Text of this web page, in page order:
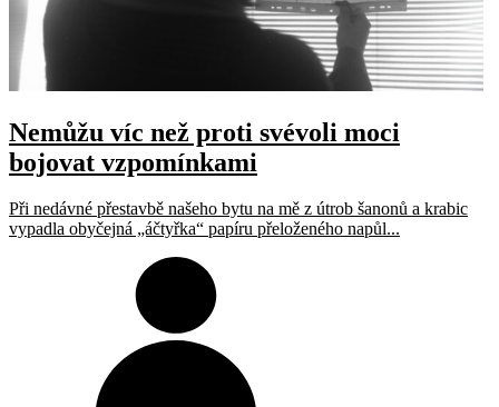
Nemůžu víc než proti svévoli moci
bojovat vzpomínkami
Při nedávné přestavbě našeho bytu na mě z útrob šanonů a krabic
vypadla obyčejná „áčtyřka“ papíru přeloženého napůl...